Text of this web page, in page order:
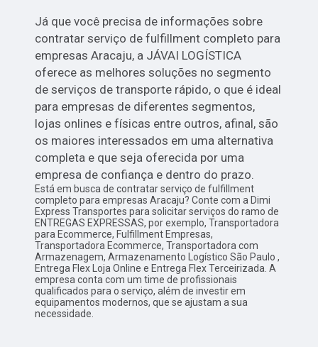
Já que você precisa de informações sobre
contratar serviço de fulfillment completo para
empresas Aracaju, a JÁVAI LOGÍSTICA
oferece as melhores soluções no segmento
de serviços de transporte rápido, o que é ideal
para empresas de diferentes segmentos,
lojas onlines e físicas entre outros, afinal, são
os maiores interessados em uma alternativa
completa e que seja oferecida por uma
empresa de confiança e dentro do prazo.
Está em busca de contratar serviço de fulfillment
completo para empresas Aracaju? Conte com a Dimi
Express Transportes para solicitar serviços do ramo de
ENTREGAS EXPRESSAS, por exemplo, Transportadora
para Ecommerce, Fulfillment Empresas,
Transportadora Ecommerce, Transportadora com
Armazenagem, Armazenamento Logístico São Paulo ,
Entrega Flex Loja Online e Entrega Flex Terceirizada. A
empresa conta com um time de profissionais
qualificados para o serviço, além de investir em
equipamentos modernos, que se ajustam a sua
necessidade.